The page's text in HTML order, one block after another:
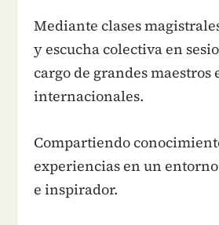
Mediante clases
y escucha colectiva en
cargo de grandes maestros
internacionales.
Compartiendo
experiencias en un
e inspirador.